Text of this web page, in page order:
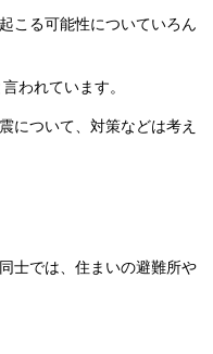
こる可能性についていろん
われています。
について、対策などは考え
士では、住まいの避難所や